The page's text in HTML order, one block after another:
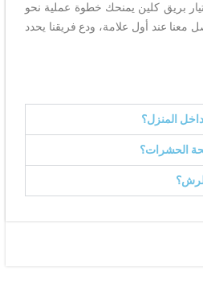
بريق كلين يمنحك خطوة عملية نحو
عند أول علامة، ودع فريقنا يحدد
المنزل؟
الحشرات؟